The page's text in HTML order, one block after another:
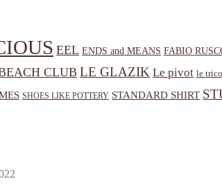
EEL ENDS and MEANS FABIO
CLUB LE GLAZIK Le pivot le
SHOES LIKE POTTERY STANDARD SHIRT